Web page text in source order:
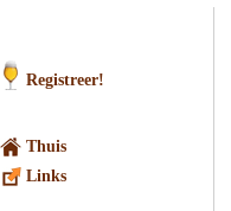
Registreer!
Thuis
Links